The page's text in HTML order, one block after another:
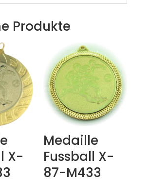
Produkte
X-
Medaille
Fussball X-
87-M433